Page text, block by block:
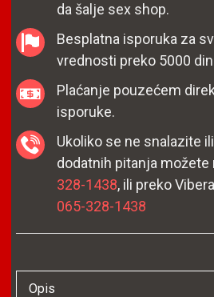
da šalje sex shop.
Besplatna isporuka za
vrednosti preko 5000
Plaćanje pouzećem
isporuke.
Ukoliko se ne snalazite
dodatnih pitanja možete
328-1438, ili preko
065-328-1438
Opis